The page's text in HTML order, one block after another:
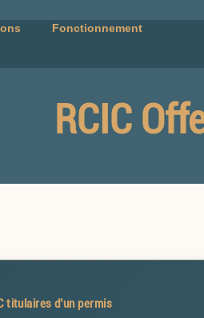
Fonctionnement
RCIC
titulaires d’un permis